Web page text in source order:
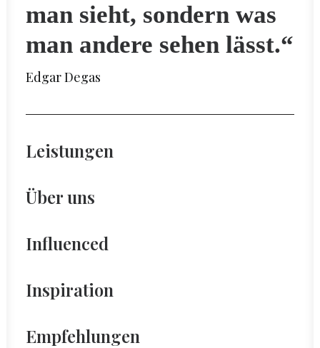
man sieht, sondern was
man andere sehen lässt.“
Edgar Degas
Leistungen
Über uns
Influenced
Inspiration
Empfehlungen